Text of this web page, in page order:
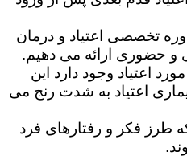
تخصصی اعتیاد و درمان
و حضوری ارائه می دهیم.
اعتیاد وجود دارد این
اعتیاد به شدت رنج می
طرز فکر و رفتارهای فرد